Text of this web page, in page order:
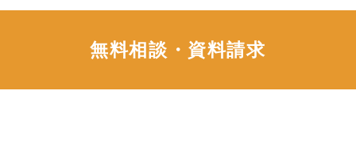
無料相談・資料請求